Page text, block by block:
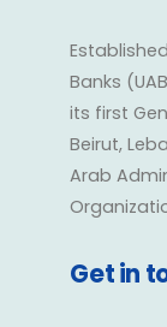
Banks
its first
Beirut,
Arab
Get in